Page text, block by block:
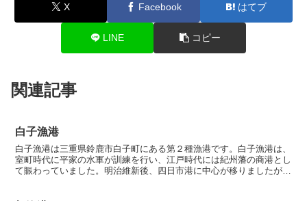
X Facebook はてブ
LINE コピー
関連記事
白子漁港
白子漁港は三重県鈴鹿市白子町にある第２種漁港です。白子漁港は、
室町時代に平家の水軍が訓練を行い、江戸時代には紀州藩の商港とし
て賑わっていました。明治維新後、四日市港に中心が移りましたが、